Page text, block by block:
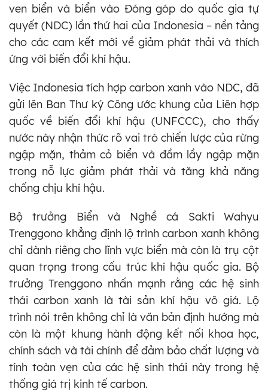
ven biển và biển vào Đóng góp do quốc gia tự
quyết (NDC) lần thứ hai của Indonesia – nền tảng
cho các cam kết mới về giảm phát thải và thích
ứng với biến đổi khí hậu.
Việc Indonesia tích hợp carbon xanh vào NDC, đã
gửi lên Ban Thư ký Công ước khung của Liên hợp
quốc về biến đổi khí hậu (UNFCCC), cho thấy
nước này nhận thức rõ vai trò chiến lược của rừng
ngập mặn, thảm cỏ biển và đầm lầy ngập mặn
trong nỗ lực giảm phát thải và tăng khả năng
chống chịu khí hậu.
Bộ trưởng Biển và Nghề cá Sakti Wahyu
Trenggono khẳng định lộ trình carbon xanh không
chỉ dành riêng cho lĩnh vực biển mà còn là trụ cột
quan trọng trong cấu trúc khí hậu quốc gia. Bộ
trưởng Trenggono nhấn mạnh rằng các hệ sinh
thái carbon xanh là tài sản khí hậu vô giá. Lộ
trình nói trên không chỉ là văn bản định hướng mà
còn là một khung hành động kết nối khoa học,
chính sách và tài chính để đảm bảo chất lượng và
tính toàn vẹn của các hệ sinh thái này trong hệ
thống giá trị kinh tế carbon.